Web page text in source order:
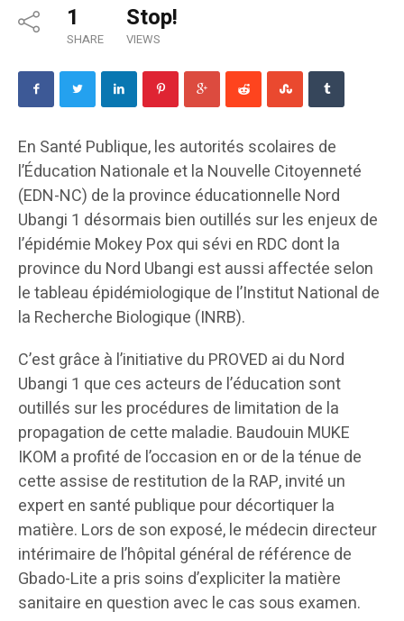
1
SHARE
Stop!
VIEWS
En Santé Publique, les autorités scolaires de
l’Éducation Nationale et la Nouvelle Citoyenneté
(EDN-NC) de la province éducationnelle Nord
Ubangi 1 désormais bien outillés sur les enjeux de
l’épidémie Mokey Pox qui sévi en RDC dont la
province du Nord Ubangi est aussi affectée selon
le tableau épidémiologique de l’Institut National de
la Recherche Biologique (INRB).
C’est grâce à l’initiative du PROVED ai du Nord
Ubangi 1 que ces acteurs de l’éducation sont
outillés sur les procédures de limitation de la
propagation de cette maladie. Baudouin MUKE
IKOM a profité de l’occasion en or de la ténue de
cette assise de restitution de la RAP, invité un
expert en santé publique pour décortiquer la
matière. Lors de son exposé, le médecin directeur
intérimaire de l’hôpital général de référence de
Gbado-Lite a pris soins d’expliciter la matière
sanitaire en question avec le cas sous examen.